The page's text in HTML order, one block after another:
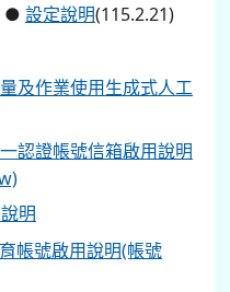
● 設定說明(115.2.21)
及作業使用生成式人工
認證帳號信箱啟用說明
明
帳號啟用說明(帳號